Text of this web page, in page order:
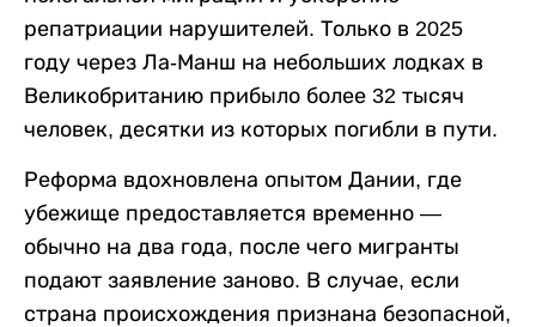
репатриации нарушителей. Только в 2025
году через Ла-Манш на небольших лодках в
Великобританию прибыло более 32 тысяч
человек, десятки из которых погибли в пути.
Реформа вдохновлена опытом Дании, где
убежище предоставляется временно —
обычно на два года, после чего мигранты
подают заявление заново. В случае, если
страна происхождения признана безопасной,